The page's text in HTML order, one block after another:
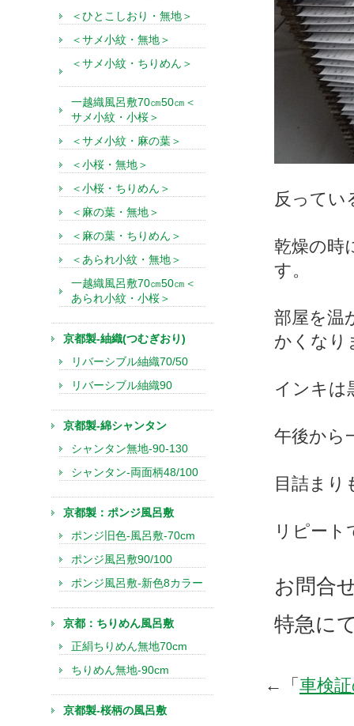
反ってい
乾燥の時
す。
部屋を温
かくなり
インキは
午後から
目詰まり
リピート
お問合
特急に
←「 車検
＜ひとこしおり・無地＞
＜サメ小紋・無地＞
＜サメ小紋・ちりめん＞
一越織風呂敷70㎝50㎝＜
サメ小紋・小桜＞
＜サメ小紋・麻の葉＞
＜小桜・無地＞
＜小桜・ちりめん＞
＜麻の葉・無地＞
＜麻の葉・ちりめん＞
＜あられ小紋・無地＞
一越織風呂敷70㎝50㎝＜
あられ小紋・小桜＞
京都製-紬織(つむぎおり)
リバーシブル紬織70/50
リバーシブル紬織90
京都製-綿シャンタン
シャンタン無地-90-130
シャンタン-両面柄48/100
京都製：ポンジ風呂敷
ポンジ旧色-風呂敷-70cm
ポンジ風呂敷90/100
ポンジ風呂敷-新色8カラー
京都：ちりめん風呂敷
正絹ちりめん無地70cm
ちりめん無地-90cm
京都製-桜柄の風呂敷